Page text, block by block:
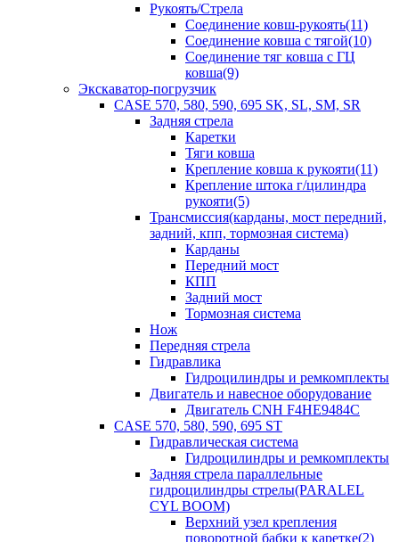
Рукоять/Стрела
Соединение ковш-рукоять(11)
Соединение ковша с тягой(10)
Соединение тяг ковша с ГЦ
ковша(9)
Экскаватор-погрузчик
CASE 570, 580, 590, 695 SK, SL, SM, SR
Задняя стрела
Каретки
Тяги ковша
Крепление ковша к рукояти(11)
Крепление штока г/цилиндра
рукояти(5)
Трансмиссия(карданы, мост передний,
задний, кпп, тормозная система)
Карданы
Передний мост
КПП
Задний мост
Тормозная система
Нож
Передняя стрела
Гидравлика
Гидроцилиндры и ремкомплекты
Двигатель и навесное оборудование
Двигатель CNH F4HE9484C
CASE 570, 580, 590, 695 ST
Гидравлическая система
Гидроцилиндры и ремкомплекты
Задняя стрела параллельные
гидроцилиндры стрелы(PARALEL
CYL BOOM)
Верхний узел крепления
поворотной бабки к каретке(2)